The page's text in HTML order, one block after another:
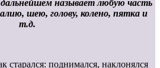
называет любую часть
шею, голову, колено, пятка и
т.д.
старался: поднимался, наклонялся